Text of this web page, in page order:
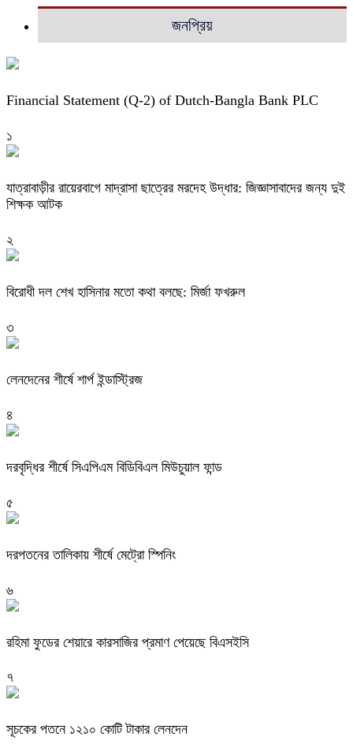
জনপ্রিয়
Financial Statement (Q-2) of Dutch-Bangla Bank PLC
১
যাত্রাবাড়ীর রায়েরবাগে মাদ্রাসা ছাত্রের মরদেহ উদ্ধার: জিজ্ঞাসাবাদের জন্য দুই
শিক্ষক আটক
২
বিরোধী দল শেখ হাসিনার মতো কথা বলছে: মির্জা ফখরুল
৩
লেনদেনের শীর্ষে শার্প ইন্ডাস্ট্রিজ
৪
দরবৃদ্ধির শীর্ষে সিএপিএম বিডিবিএল মিউচুয়াল ফান্ড
৫
দরপতনের তালিকায় শীর্ষে মেট্রো স্পিনিং
৬
রহিমা ফুডের শেয়ারে কারসাজির প্রমাণ পেয়েছে বিএসইসি
৭
সূচকের পতনে ১২১০ কোটি টাকার লেনদেন